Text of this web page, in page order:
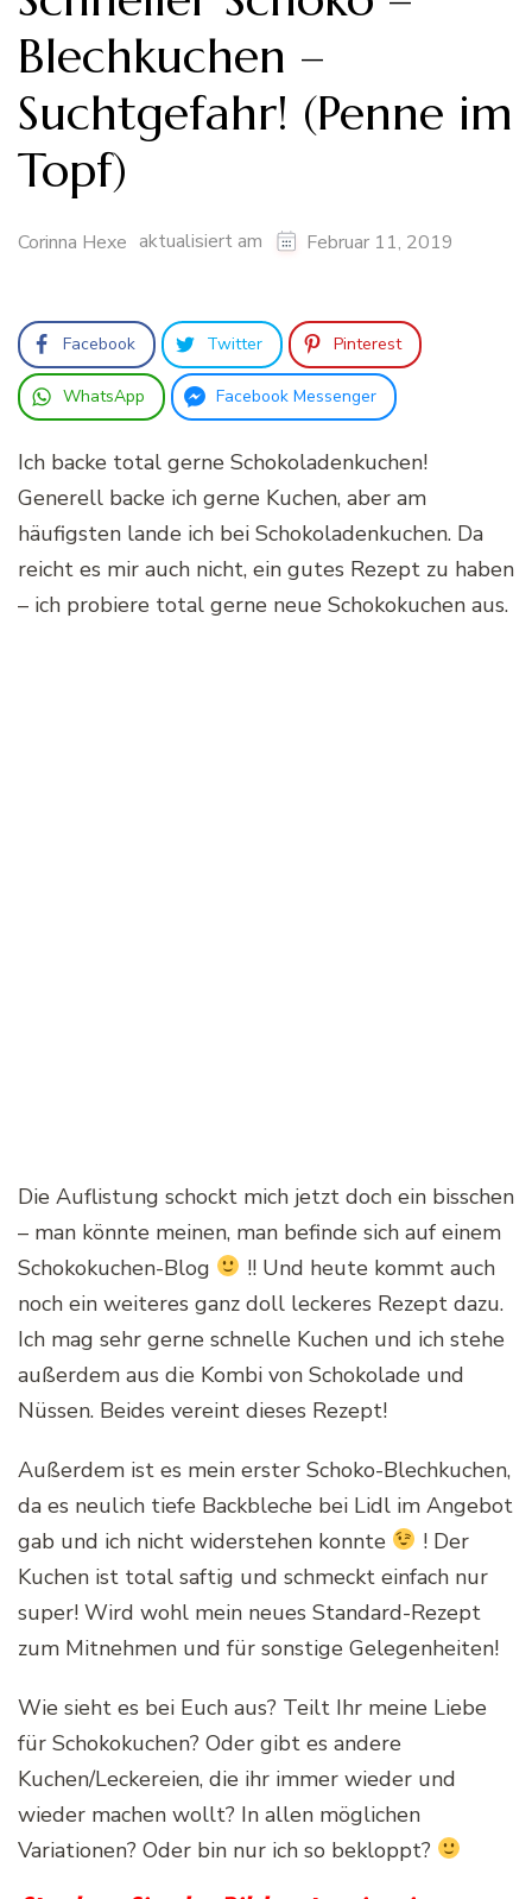
Blechkuchen –
Suchtgefahr! (Penne im
Topf)
Corinna Hexe aktualisiert am Februar 11, 2019
Facebook Twitter Pinterest
WhatsApp Facebook Messenger
Ich backe total gerne Schokoladenkuchen!
Generell backe ich gerne Kuchen, aber am
häufigsten lande ich bei Schokoladenkuchen. Da
reicht es mir auch nicht, ein gutes Rezept zu haben
– ich probiere total gerne neue Schokokuchen aus.
Die Auflistung schockt mich jetzt doch ein bisschen
– man könnte meinen, man befinde sich auf einem
Schokokuchen-Blog
!! Und heute kommt auch
noch ein weiteres ganz doll leckeres Rezept dazu.
Ich mag sehr gerne schnelle Kuchen und ich stehe
außerdem aus die Kombi von Schokolade und
Nüssen. Beides vereint dieses Rezept!
Außerdem ist es mein erster Schoko-Blechkuchen,
da es neulich tiefe Backbleche bei Lidl im Angebot
gab und ich nicht widerstehen konnte
! Der
Kuchen ist total saftig und schmeckt einfach nur
super! Wird wohl mein neues Standard-Rezept
zum Mitnehmen und für sonstige Gelegenheiten!
Wie sieht es bei Euch aus? Teilt Ihr meine Liebe
für Schokokuchen? Oder gibt es andere
Kuchen/Leckereien, die ihr immer wieder und
wieder machen wollt? In allen möglichen
Variationen? Oder bin nur ich so bekloppt?